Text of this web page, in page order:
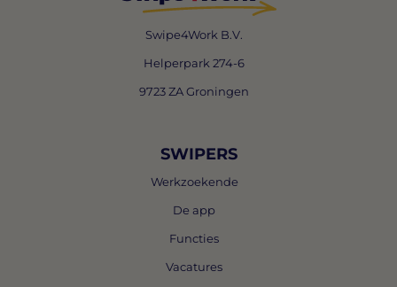
Swipe4Work B.V.
Helperpark 274-6
9723 ZA Groningen
SWIPERS
Werkzoekende
De app
Functies
Vacatures